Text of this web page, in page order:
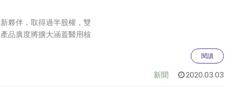
夥伴，取得過半股權，雙
品廣度將擴大涵蓋醫用核
閱讀
新聞 2020.03.03